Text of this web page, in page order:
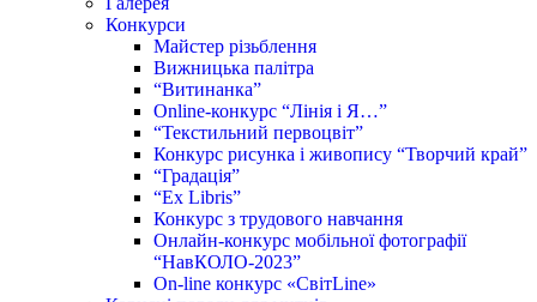
Конкурси
Майстер різьблення
Вижницька палітра
“Витинанка”
Online-конкурс “Лінія і Я…”
“Текстильний первоцвіт”
Конкурс рисунка і живопису “Творчий край”
“Градація”
“Ex Libris”
Конкурс з трудового навчання
Онлайн-конкурс мобільної фотографії
“НавКОЛО-2023”
On-line конкурс «СвітLine»